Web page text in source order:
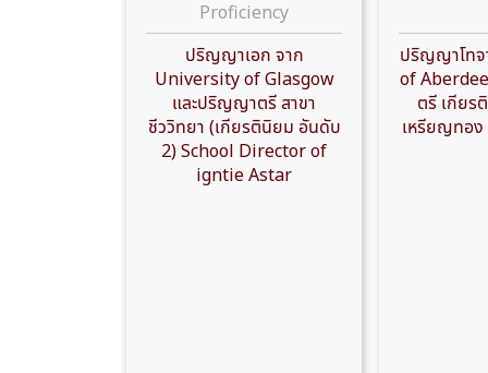
Proficiency
ปริญญาเอก จาก
University of Glasgow
และปริญญาตรี สาขา
ชีววิทยา (เกียรตินิยม อันดับ
2) School Director of
igntie Astar
ปริญญาโท
of
ตรี เกียร
เหรียญทอง